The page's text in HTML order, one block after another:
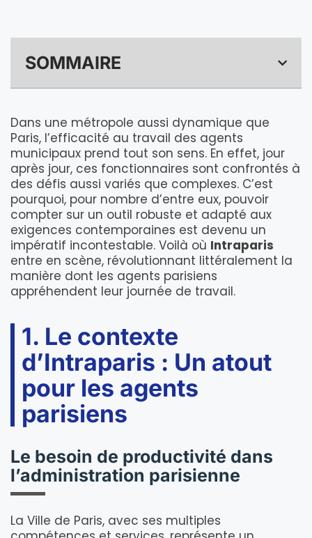
SOMMAIRE
Dans une métropole aussi dynamique que
Paris, l’efficacité au travail des agents
municipaux prend tout son sens. En effet, jour
après jour, ces fonctionnaires sont confrontés à
des défis aussi variés que complexes. C’est
pourquoi, pour nombre d’entre eux, pouvoir
compter sur un outil robuste et adapté aux
exigences contemporaines est devenu un
impératif incontestable. Voilà où Intraparis
entre en scène, révolutionnant littéralement la
manière dont les agents parisiens
appréhendent leur journée de travail.
1. Le contexte
d’Intraparis : Un atout
pour les agents
parisiens
Le besoin de productivité dans
l’administration parisienne
La Ville de Paris, avec ses multiples